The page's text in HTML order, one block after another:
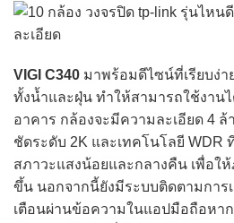
VIGI C340 มาพร้อมดีไซน์ที่เรียบง่
ทั้งน้ำและฝุ่น ทำให้สามารถใช้งาน
อาคาร กล้องจะมีความละเอียด 4
ชัดระดับ 2K และเทคโนโลยี WDR
สภาวะแสงน้อยและกลางคืน เพื่อใ
ขึ้น นอกจากนี้ยังมีระบบติดตามการ
เตือนผ่านข้อความในแอปมือถือหา